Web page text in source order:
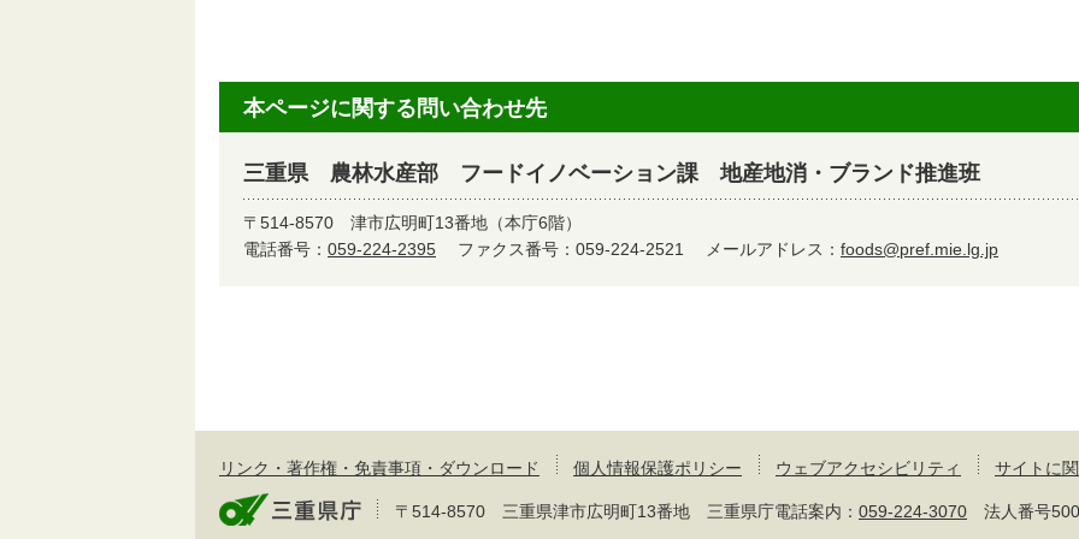
本ページに関する問い合わせ先
三重県 農林水産部 フードイノベーション課 地産地消・ブランド推進班
〒514-8570 津市広明町13番地（本庁6階）
電話番号： 059-224-2395 ファクス番号：059-224-2521 メールアドレス： foods@pref.mie.lg.jp
リンク・著作権・免責事項・ダウンロード 個人情報保護ポリシー ウェブアクセシビリティ サイトに
〒514-8570 三重県津市広明町13番地 三重県庁電話案内： 059-224-3070 法人番号